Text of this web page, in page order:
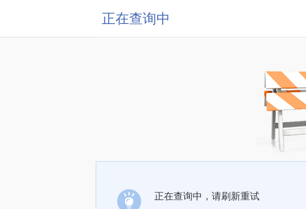
正在查询中
正在查询中，请刷新重试